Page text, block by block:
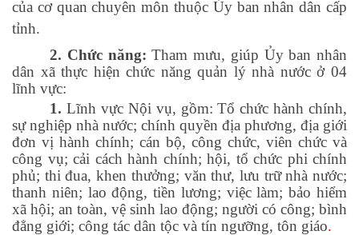
của cơ quan chuyên môn thuộc Ủy ban nhân dân cấp
tỉnh.
2. Chức năng:Tham mưu, giúp Ủy ban nhân
dân xã thực hiện chức năng quản lý nhà nước ở 04
lĩnh vực:
1. Lĩnh vực Nội vụ, gồm: Tổ chức hành chính,
sự nghiệp nhà nước; chính quyền địa phương, địa giới
đơn vị hành chính; cán bộ, công chức, viên chức và
công vụ; cải cách hành chính; hội, tổ chức phi chính
phủ; thi đua, khen thưởng; văn thư, lưu trữ nhà nước;
thanh niên; lao động, tiền lương; việc làm; bảo hiểm
xã hội; an toàn, vệ sinh lao động; người có công; bình
đẳng giới; công tác dân tộc và tín ngưỡng, tôn giáo.